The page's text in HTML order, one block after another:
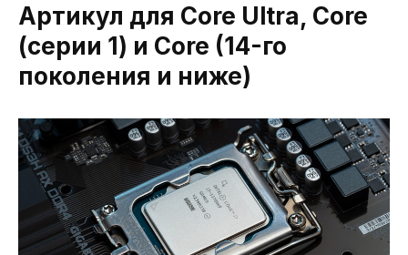
Артикул для Core Ultra, Core
(серии 1) и Core (14-го
поколения и ниже)